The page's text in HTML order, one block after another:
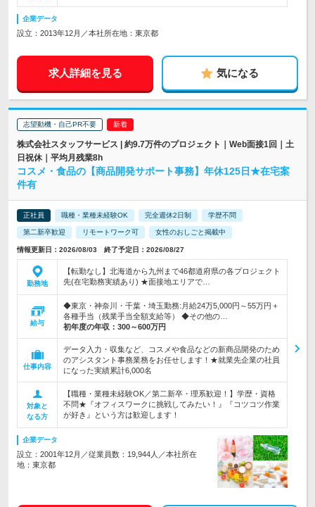
企業データ
設立：2013年12月／本社所在地：東京都
求人詳細を見る 気になる
志望動機・自己PR不要
株式会社スタッフサービス | 約9.7万件のプロジェクト｜Web面接1回｜土
日祝休｜平均月残業8h
コスメ・食品の【商品開発サポート事務】年休125日★在宅案
件有
正社員 職種・業種未経験OK 完全週休2日制 学歴不問
第二新卒歓迎 リモートワーク可 女性のおしごと掲載中
情報更新日：2026/08/03 終了予定日：2026/08/27
勤務地
【転勤なし】北海道から九州まで46都道府県の各プロジェクト
先(在宅勤務実績あり) ★面接地エリアで…
給与
◆東京・神奈川・千葉・埼玉勤務:月給24万5,000円～55万円＋
各種手当（残業手当全額支給等） ◆その他の…
初年度の年収： 300～600万円
仕事内容
データ入力・収集など、コスメや食品などの新商品開発のため
のアシスタント事務業務をお任せします！★就業先企業の社員
になった実績累計6,000名
対象と
なる方
【職種・業種未経験OK／第二新卒・理系歓迎！】学歴・資格
不問★『オフィスワークに挑戦してみたい！』『コツコツ作業
が好き』という方は歓迎します！
企業データ
設立：2001年12月／従業員数：19,944人／本社所在
地：東京都